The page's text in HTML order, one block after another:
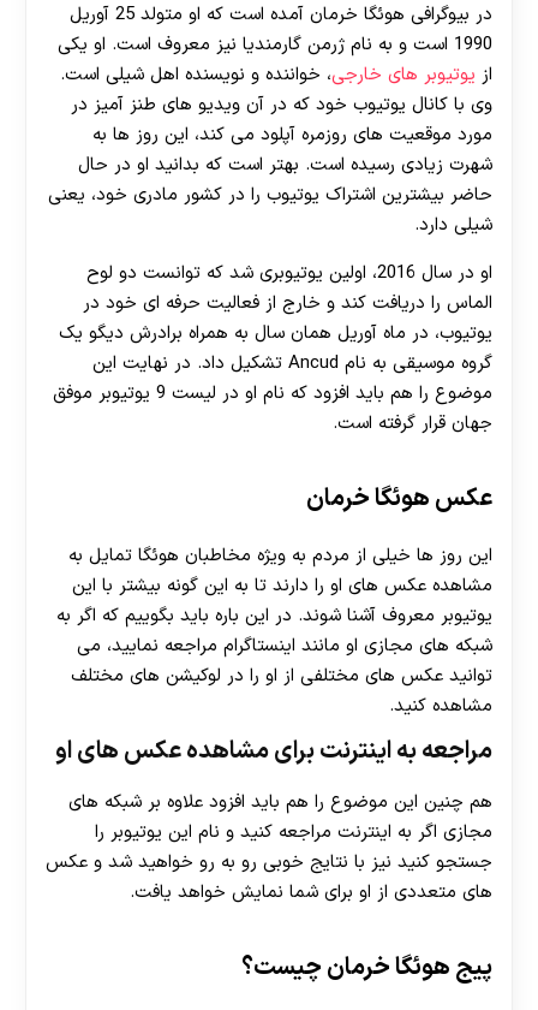
در بیوگرافی هوئگا خرمان آمده است که او متولد 25 آوریل
1990 است و به نام ژرمن گارمندیا نیز معروف است. او یکی
از یوتیوبر های خارجی، خواننده و نویسنده اهل شیلی است.
وی با کانال یوتیوب خود که در آن ویدیو های طنز آمیز در
مورد موقعیت های روزمره آپلود می کند، این روز ها به
شهرت زیادی رسیده است. بهتر است که بدانید او در حال
حاضر بیشترین اشتراک یوتیوب را در کشور مادری خود، یعنی
شیلی دارد.
او در سال 2016، اولین یوتیوبری شد که توانست دو لوح
الماس را دریافت کند و خارج از فعالیت حرفه ای خود در
یوتیوب، در ماه آوریل همان سال به همراه برادرش دیگو یک
گروه موسیقی به نام Ancud تشکیل داد. در نهایت این
موضوع را هم باید افزود که نام او در لیست 9 یوتیوبر موفق
جهان قرار گرفته است.
عکس هوئگا خرمان
این روز ها خیلی از مردم به ویژه مخاطبان هوئگا تمایل به
مشاهده عکس های او را دارند تا به این گونه بیشتر با این
یوتیوبر معروف آشنا شوند. در این باره باید بگوییم که اگر به
شبکه‌ های مجازی او مانند اینستاگرام مراجعه نمایید، می‌
توانید عکس‌ های مختلفی از او را در لوکیشن‌ های مختلف
مشاهده کنید.
مراجعه به اینترنت برای مشاهده عکس های او
هم چنین این موضوع را هم باید افزود علاوه بر شبکه‌ های
مجازی اگر به اینترنت مراجعه کنید و نام این یوتیوبر را
جستجو کنید نیز با نتایج خوبی رو به رو خواهید شد و عکس
های متعددی از او برای شما نمایش خواهد یافت.
پیج هوئگا خرمان چیست؟